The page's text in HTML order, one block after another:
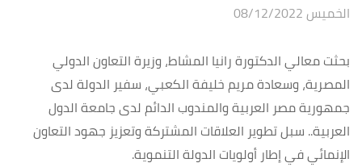
الخميس 08/12/2022
بحثت معالي الدكتورة رانيا المشاط، وزيرة التعاون الدولي
المصرية، وسعادة مريم خليفة الكعبي، سفير الدولة لدى
جمهورية مصر العربية والمندوب الدائم لدى جامعة الدول
العربية.. سبل تطوير العلاقات المشتركة وتعزيز جهود التعاون
الإنمائي في إطار أولويات الدولة التنموية.